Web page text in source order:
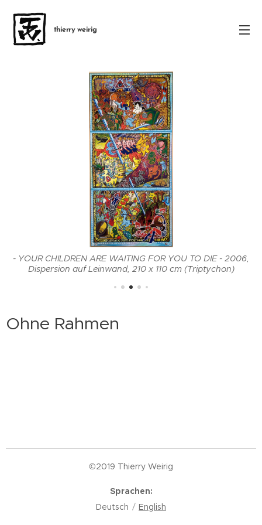
thierry weirig
- YOUR CHILDREN ARE WAITING FOR YOU TO DIE - 2006,
Dispersion auf Leinwand, 210 x 110 cm (Triptychon)
Ohne Rahmen
©2019 Thierry Weirig
Sprachen
Deutsch
English